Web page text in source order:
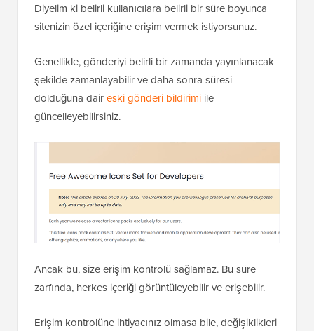
Diyelim ki belirli kullanıcılara belirli bir süre boyunca
sitenizin özel içeriğine erişim vermek istiyorsunuz.
Genellikle, gönderiyi belirli bir zamanda yayınlanacak
şekilde zamanlayabilir ve daha sonra süresi
dolduğuna daireski gönderi bildirimi ile
güncelleyebilirsiniz.
Ancak bu, size erişim kontrolü sağlamaz. Bu süre
zarfında, herkes içeriği görüntüleyebilir ve erişebilir.
Erişim kontrolüne ihtiyacınız olmasa bile, değişiklikleri